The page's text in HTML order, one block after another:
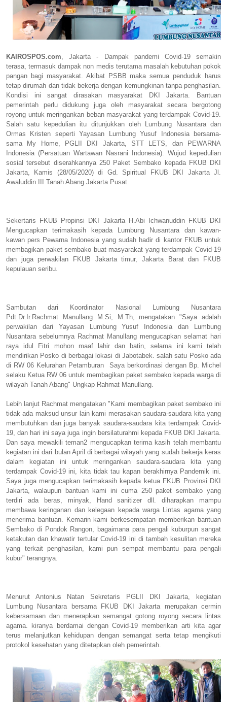
KAIROSPOS.com , Jakarta - Dampak pandemi Covid-19 semakin
terasa, termasuk dampak non medis terutama masalah kebutuhan pokok
pangan bagi masyarakat. Akibat PSBB maka semua penduduk harus
tetap dirumah dan tidak bekerja dengan kemungkinan tanpa penghasilan.
Kondisi ini sangat dirasakan masyarakat DKI Jakarta. Bantuan
pemerintah perlu didukung juga oleh masyarakat secara bergotong
royong untuk meringankan beban masyarakat yang terdampak Covid-19.
Salah satu kepedulian itu ditunjukkan oleh Lumbung Nusantara dan
Ormas Kristen seperti Yayasan Lumbung Yusuf Indonesia bersama-
sama My Home, PGLII DKI Jakarta, STT LETS, dan PEWARNA
Indonesia (Persatuan Wartawan Nasrani Indonesia). Wujud kepedulian
sosial tersebut diserahkannya 250 Paket Sembako kepada FKUB DKI
Jakarta, Kamis (28/05/2020) di Gd. Spiritual FKUB DKI Jakarta Jl.
Awaluddin III Tanah Abang Jakarta Pusat.
Sekertaris FKUB Propinsi DKI Jakarta H.Abi Ichwanuddin FKUB DKI
Mengucapkan terimakasih kepada Lumbung Nusantara dan kawan-
kawan pers Pewarna Indonesia yang sudah hadir di kantor FKUB untuk
membagikan paket sembako buat masyarakat yang terdampak Covid-19
dan juga perwakilan FKUB Jakarta timur, Jakarta Barat dan FKUB
kepulauan seribu.
Sambutan dari Koordinator Nasional Lumbung Nusantara
Pdt.Dr.Ir.Rachmat Manullang M.Si, M.Th, mengatakan "Saya adalah
perwakilan dari Yayasan Lumbung Yusuf Indonesia dan Lumbung
Nusantara sebelumnya Rachmat Manullang mengucapkan selamat hari
raya idul Fitri mohon maaf lahir dan batin, selama ini kami telah
mendirikan Posko di berbagai lokasi di Jabotabek. salah satu Posko ada
di RW 06 Kelurahan Petamburan Saya berkordinasi dengan Bp. Michel
selaku Ketua RW 06 untuk membagikan paket sembako kepada warga di
wilayah Tanah Abang" Ungkap Rahmat Manullang.
Lebih lanjut Rachmat mengatakan "Kami membagikan paket sembako ini
tidak ada maksud unsur lain kami merasakan saudara-saudara kita yang
membutuhkan dan juga banyak saudara-saudara kita terdampak Covid-
19, dan hari ini saya juga ingin bersilaturahmi kepada FKUB DKI Jakarta.
Dan saya mewakili teman2 mengucapkan terima kasih telah membantu
kegiatan ini dari bulan April di berbagai wilayah yang sudah bekerja keras
dalam kegiatan ini untuk meringankan saudara-saudara kita yang
terdampak Covid-19 ini, kita tidak tau kapan berakhirnya Pandemik ini.
Saya juga mengucapkan terimakasih kepada ketua FKUB Provinsi DKI
Jakarta, walaupun bantuan kami ini cuma 250 paket sembako yang
terdiri ada beras, minyak, Hand sanitizer dll. diharapkan mampu
membawa keringanan dan kelegaan kepada warga Lintas agama yang
menerima bantuan. Kemarin kami berkesempatan memberikan bantuan
Sembako di Pondok Rangon, bagaimana para pengali kuburpun sangat
ketakutan dan khawatir tertular Covid-19 ini di tambah kesulitan mereka
yang terkait penghasilan, kami pun sempat membantu para pengali
kubur" terangnya.
Menurut Antonius Natan Sekretaris PGLII DKI Jakarta, kegiatan
Lumbung Nusantara bersama FKUB DKI Jakarta merupakan cermin
kebersamaan dan menerapkan semangat gotong royong secara lintas
agama. kiranya berdamai dengan Covid-19 memberikan arti kita agar
terus melanjutkan kehidupan dengan semangat serta tetap mengikuti
protokol kesehatan yang ditetapkan oleh pemerintah.